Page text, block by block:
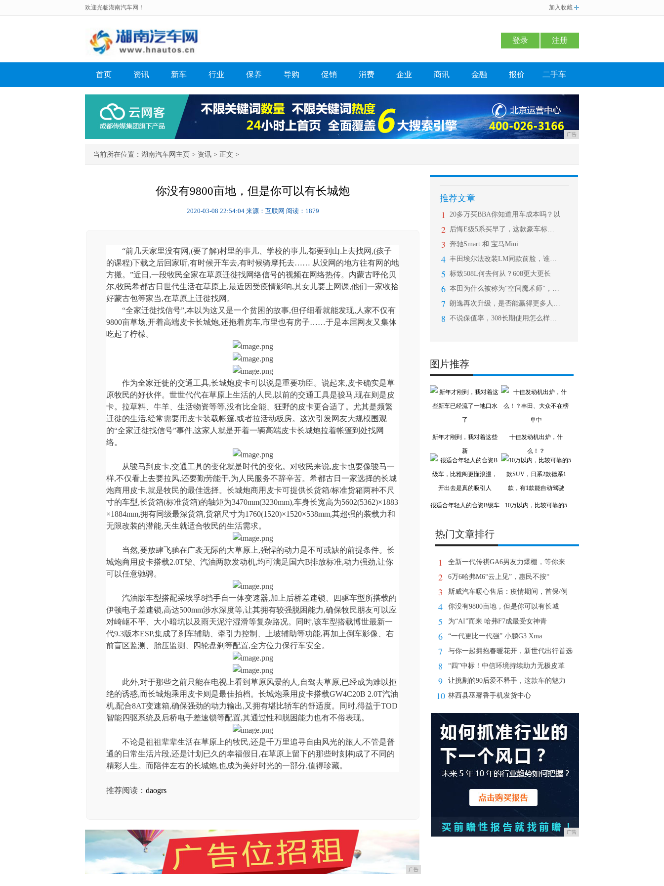
欢迎光临湖南汽车网！ 加入收藏
登录 注册
首页 资讯 新车 行业 保养 导购 促销 消费 企业 商讯 金融 报价 二手车
广告
当前所在位置： 湖南汽车网主页 > 资讯 > 正文 >
你没有9800亩地，但是你可以有长城炮
2020-03-08 22:54:04 来源：互联网 阅读：1879
“前几天家里没有网,(要了解)村里的事儿、学校的事儿,都要到山上去找网,(孩子
的课程)下载之后回家听,有时候开车去,有时候骑摩托去…… 从没网的地方往有网的地
方搬。”近日,一段牧民全家在草原迁徙找网络信号的视频在网络热传。内蒙古呼伦贝
尔,牧民希都古日世代生活在草原上,最近因受疫情影响,其女儿要上网课,他们一家收拾
好蒙古包等家当,在草原上迁徙找网。
“全家迁徙找信号”,本以为这又是一个贫困的故事,但仔细看就能发现,人家不仅有
9800亩草场,开着高端皮卡长城炮,还拖着房车,市里也有房子……于是本届网友又集体
吃起了柠檬。
作为全家迁徙的交通工具,长城炮皮卡可以说是重要功臣。说起来,皮卡确实是草
原牧民的好伙伴。世世代代在草原上生活的人民,以前的交通工具是骏马,现在则是皮
卡。拉草料、牛羊、生活物资等等,没有比全能、狂野的皮卡更合适了。尤其是频繁
迁徙的生活,经常需要用皮卡装载帐篷,或者拉活动板房。这次引发网友大规模围观
的“全家迁徙找信号”事件,这家人就是开着一辆高端皮卡长城炮拉着帐篷到处找网
络。
从骏马到皮卡,交通工具的变化就是时代的变化。对牧民来说,皮卡也要像骏马一
样,不仅看上去要拉风,还要勤劳能干,为人民服务不辞辛苦。希都古日一家选择的长城
炮商用皮卡,就是牧民的最佳选择。长城炮商用皮卡可提供长货箱/标准货箱两种不尺
寸的车型,长货箱(标准货箱)的轴矩为3470mm(3230mm),车身长宽高为5602(5362)×1883
×1884mm,拥有同级最深货箱,货箱尺寸为1760(1520)×1520×538mm,其超强的装载力和
无限改装的潜能,天生就适合牧民的生活需求。
当然,要放肆飞驰在广袤无际的大草原上,强悍的动力是不可或缺的前提条件。长
城炮商用皮卡搭载2.0T柴、汽油两款发动机,均可满足国六B排放标准,动力强劲,让你
可以任意驰骋。
汽油版车型搭配采埃孚8挡手自一体变速器,加上后桥差速锁、四驱车型所搭载的
伊顿电子差速锁,高达500mm涉水深度等,让其拥有较强脱困能力,确保牧民朋友可以应
对崎岖不平、大小暗坑以及雨天泥泞湿滑等复杂路况。同时,该车型搭载博世最新一
代9.3版本ESP,集成了刹车辅助、牵引力控制、上坡辅助等功能,再加上倒车影像、右
前盲区监测、胎压监测、四轮盘刹等配置,全方位力保行车安全。
此外,对于那些之前只能在电视上看到草原风景的人,自驾去草原,已经成为难以拒
绝的诱惑,而长城炮乘用皮卡则是最佳拍档。长城炮乘用皮卡搭载GW4C20B 2.0T汽油
机,配合8AT变速箱,确保强劲的动力输出,又拥有堪比轿车的舒适度。同时,得益于TOD
智能四驱系统及后桥电子差速锁等配置,其通过性和脱困能力也有不俗表现。
不论是祖祖辈辈生活在草原上的牧民,还是千万里追寻自由风光的旅人,不管是普
通的日常生活片段,还是计划已久的幸福假日,在草原上留下的那些时刻构成了不同的
精彩人生。而陪伴左右的长城炮,也成为美好时光的一部分,值得珍藏。
推荐阅读： daogrs
广告
推荐文章
1 20多万买BBA你知道用车成本吗？以
2 后悔E级5系买早了，这款豪车标配电吸
3 奔驰Smart 和 宝马Mini
4 丰田埃尔法改装LM同款前脸，谁还会加
5 标致508L何去何从？608更大更长
6 本田为什么被称为"空间魔术师"，看看
7 朗逸再次升级，是否能赢得更多人的欢喜
8 不说保值率，308长期使用怎么样？听
图片推荐
新年才刚到，我对着这些
新
十佳发动机出炉，什
么！？
很适合年轻人的合资B级车 10万以内，比较可靠的5
热门文章排行
1 全新一代传祺GA6男友力爆棚，等你来
2 6万6哈弗M6“云上见”，惠民不按“
3 斯威汽车暖心售后：疫情期间，首保/例
4 你没有9800亩地，但是你可以有长城
5 为“AI”而来 哈弗F7成最受女神青
6 “一代更比一代强” 小鹏G3 Xma
7 与你一起拥抱春暖花开，新世代出行首选
8 “四”中标！中信环境持续助力无极皮革
9 让挑剔的90后爱不释手，这款车的魅力
10 林西县巫馨香手机发货中心
广告